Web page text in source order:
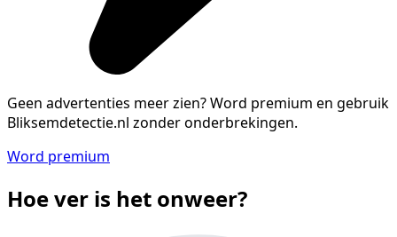
Geen advertenties meer zien?Word premium en gebruik
Bliksemdetectie.nl zonder onderbrekingen.
Word premium
Hoe ver is het onweer?